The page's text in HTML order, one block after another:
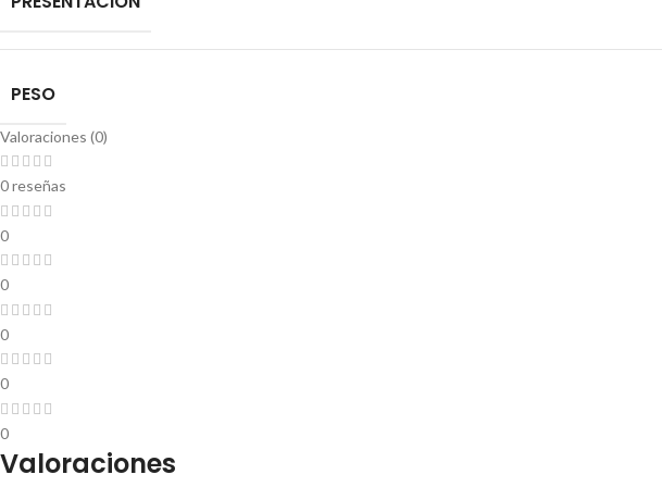
PESO
Valoraciones (0)
0 reseñas
0
0
0
0
0
Valoraciones